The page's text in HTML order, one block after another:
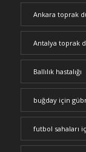
Ankara toprak
Antalya toprak
Ballılık hastalığı
buğday için
futbol sahaları